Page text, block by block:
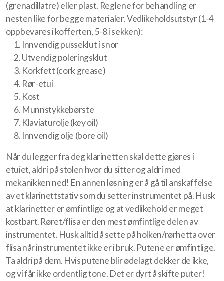
(grenadillatre) eller plast. Reglene for behandling er
nesten like for begge materialer. Vedlikeholdsutstyr (1-4
oppbevares i kofferten, 5-8 i sekken):
Innvendig pusseklut i snor
Utvendig poleringsklut
Korkfett (cork grease)
Rør-etui
Kost
Munnstykkebørste
Klaviaturolje (key oil)
Innvendig olje (bore oil)
Når du legger fra deg klarinetten skal dette gjøres i
etuiet, aldri på stolen hvor du sitter og aldri med
mekanikken ned! En annen løsning er å gå til anskaffelse
av et klarinettstativ som du setter instrumentet på. Husk
at klarinetter er ømfintlige og at vedlikehold er meget
kostbart. Røret/flisa er den mest ømfintlige delen av
instrumentet. Husk alltid å sette på holken/rørhetta over
flisa når instrumentet ikke er i bruk. Putene er ømfintlige.
Ta aldri på dem. Hvis putene blir ødelagt dekker de ikke,
og vi får ikke ordentlig tone. Det er dyrt å skifte puter!
Klarinett
Baryton
Kornett
Saksofon
Slagverk
Trombone
Tuba
Tverrfløyte
Valthorn
Vibrafon